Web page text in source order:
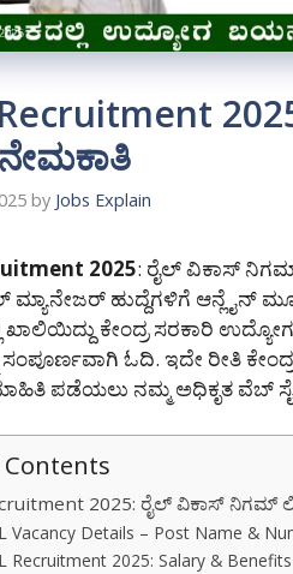
Recruitment
by Jobs Explain
2025: ರೈಲ್ ವಿಕಾಸ್
ಹುದ್ದೆಗಳಿಗೆ ಆನ್ಲೈನ್
ಕೇಂದ್ರ ಸರಕಾರಿ
ಓದಿ. ಇದೇ ರೀತಿ
ಪಡೆಯಲು ನಮ್ಮ ಅಧಿಕೃತ ವೆಬ್
2025: ರೈಲ್ ವಿಕಾಸ್
Vacancy Details – Post Name &
Recruitment 2025: Salary &